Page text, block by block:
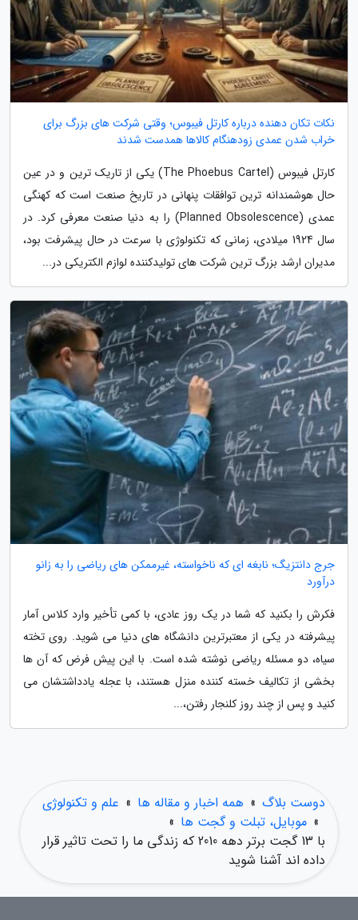
نکات تکان دهنده درباره کارتل فیبوس؛ وقتی شرکت های بزرگ برای
خراب شدن عمدی زودهنگام کالاها همدست شدند
کارتل فیبوس (The Phoebus Cartel) یکی از تاریک ترین و در عین
حال هوشمندانه ترین توافقات پنهانی در تاریخ صنعت است که کهنگی
عمدی (Planned Obsolescence) را به دنیا صنعت معرفی کرد. در
سال 1924 میلادی، زمانی که تکنولوژی با سرعت در حال پیشرفت بود،
مدیران ارشد بزرگ ترین شرکت های تولیدکننده لوازم الکتریکی در...
جرج دانتزیگ؛ نابغه ای که ناخواسته، غیرممکن های ریاضی را به زانو
درآورد
فکرش را بکنید که شما در یک روز عادی، با کمی تأخیر وارد کلاس آمار
پیشرفته در یکی از معتبرترین دانشگاه های دنیا می شوید. روی تخته
سیاه، دو مسئله ریاضی نوشته شده است. با این پیش فرض که آن ها
بخشی از تکالیف خسته کننده منزل هستند، با عجله یادداشتشان می
کنید و پس از چند روز کلنجار رفتن،...
دوست بلاگ » همه اخبار و مقاله ها » علم و تکنولوژی
» موبایل، تبلت و گجت ها »
با 13 گجت برتر دهه 2010 که زندگی ما را تحت تاثیر قرار
داده اند آشنا شوید